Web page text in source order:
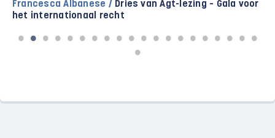
Francesca Albanese / Dries van Agt-lezing – Gala voor
het internationaal recht